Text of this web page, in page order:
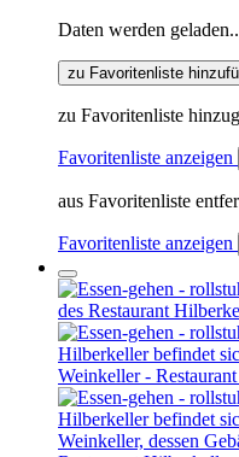
Daten werden
zu Favoritenliste
zu Favoritenliste
Favoritenliste anzeigen
aus Favoritenliste
Favoritenliste anzeigen